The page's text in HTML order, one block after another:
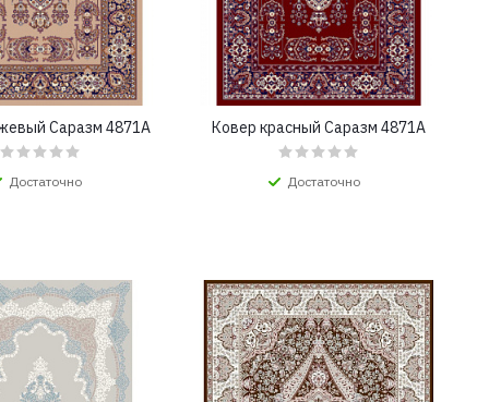
Саразм 4871A
Достаточно
Ковер красный Саразм 4871A
Достаточно